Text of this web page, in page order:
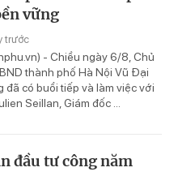
vững
trước
- Chiều ngày 6/8, Chủ
thành phố Hà Nội Vũ Đại
đã có buổi tiếp và làm việc với
Seillan, Giám đốc ...
đầu tư công năm